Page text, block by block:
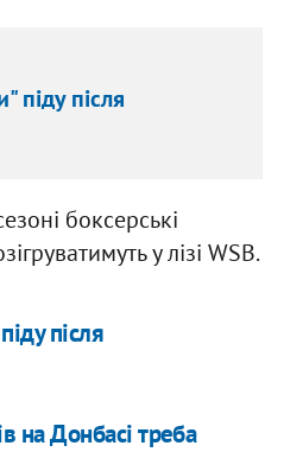
піду після
боксерські
у лізі WSB.
після
на Донбасі треба